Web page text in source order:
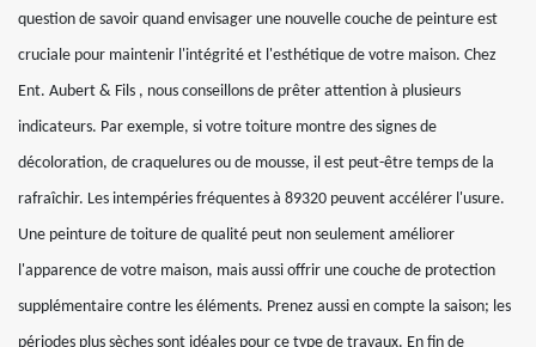
question de savoir quand envisager une nouvelle couche de peinture est
cruciale pour maintenir l'intégrité et l'esthétique de votre maison. Chez
Ent. Aubert & Fils , nous conseillons de prêter attention à plusieurs
indicateurs. Par exemple, si votre toiture montre des signes de
décoloration, de craquelures ou de mousse, il est peut-être temps de la
rafraîchir. Les intempéries fréquentes à 89320 peuvent accélérer l'usure.
Une peinture de toiture de qualité peut non seulement améliorer
l'apparence de votre maison, mais aussi offrir une couche de protection
supplémentaire contre les éléments. Prenez aussi en compte la saison; les
périodes plus sèches sont idéales pour ce type de travaux. En fin de